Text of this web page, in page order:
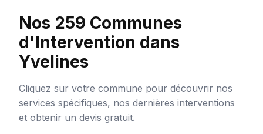
Nos 259 Communes
d'Intervention dans
Yvelines
Cliquez sur votre commune pour découvrir nos
services spécifiques, nos dernières interventions
et obtenir un devis gratuit.